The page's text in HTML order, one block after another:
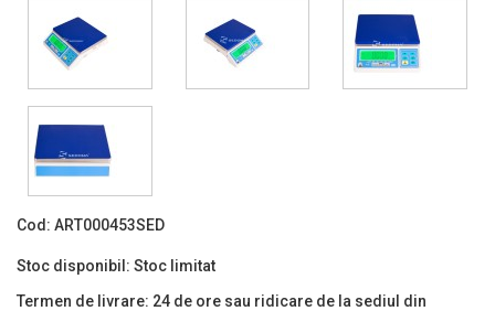
Cod: ART000453SED
Stoc disponibil: Stoc limitat
Termen de livrare: 24 de ore sau ridicare de la sediul din